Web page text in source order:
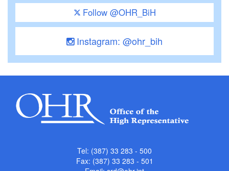
Follow @OHR_BiH
Instagram: @ohr_bih
Tel: (387) 33 283 - 500
Fax: (387) 33 283 - 501